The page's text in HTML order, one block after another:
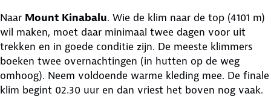
Naar Mount Kinabalu. Wie de klim naar de top (4101 m)
wil maken, moet daar minimaal twee dagen voor uit
trekken en in goede conditie zijn. De meeste klimmers
boeken twee overnachtingen (in hutten op de weg
omhoog). Neem voldoende warme kleding mee. De finale
klim begint 02.30 uur en dan vriest het boven nog vaak.